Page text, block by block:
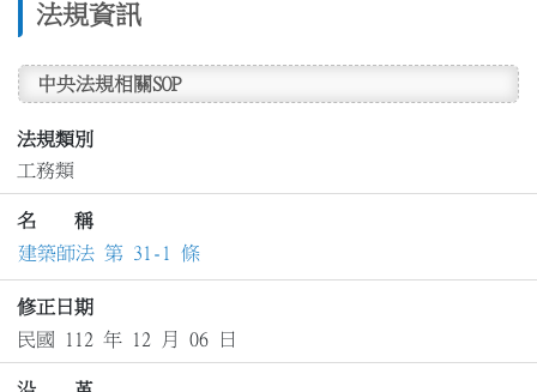
法規資訊
中央法規相關SOP
法規類別
工務類
名 稱
建築師法 第 31-1 條
修正日期
民國 112 年 12 月 06 日